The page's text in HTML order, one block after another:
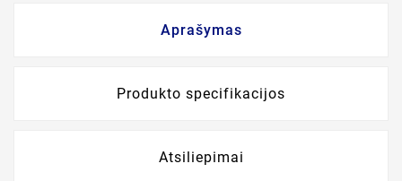
Aprašymas
Produkto specifikacijos
Atsiliepimai